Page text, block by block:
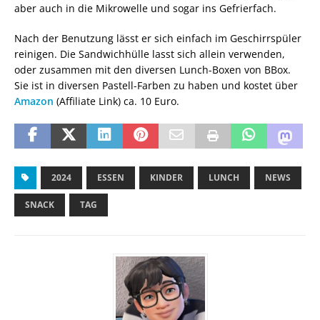
aber auch in die Mikrowelle und sogar ins Gefrierfach.
Nach der Benutzung lässt er sich einfach im Geschirrspüler
reinigen. Die Sandwichhülle lasst sich allein verwenden,
oder zusammen mit den diversen Lunch-Boxen von BBox.
Sie ist in diversen Pastell-Farben zu haben und kostet über
Amazon (Affiliate Link) ca. 10 Euro.
2024 ESSEN KINDER LUNCH NEWS
SNACK TAG